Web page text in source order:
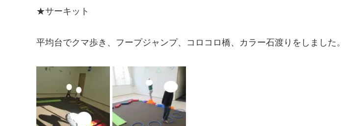
★サーキット
平均台でクマ歩き、フープジャンプ、コロコロ橋、カラー石渡りをしました。